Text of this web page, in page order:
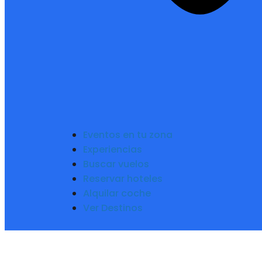
Eventos en tu zona
Experiencias
Buscar vuelos
Reservar hoteles
Alquilar coche
Ver Destinos